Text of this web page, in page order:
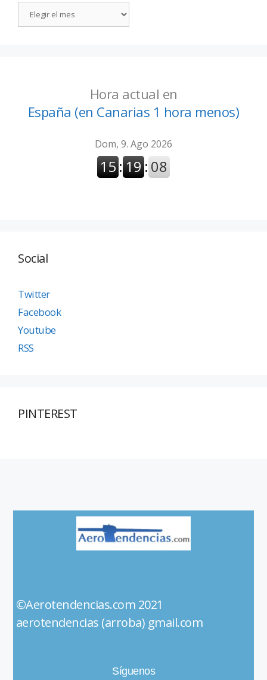
Hora actual en
España (en Canarias 1 hora menos)
Social
Twitter
Facebook
Youtube
RSS
PINTEREST
©Aerotendencias.com 2021
aerotendencias (arroba) gmail.com
Síguenos